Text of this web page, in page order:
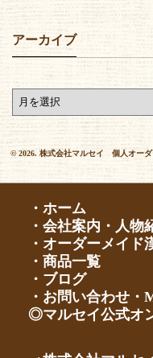
アーカイブ
© 2026. 株式会社マルセイ 個人オー
・ホーム
・会社案内・人物
・オーダーメイド
・商品一覧
・ブログ
・お問い合わせ・
◎マルセイ公式オ